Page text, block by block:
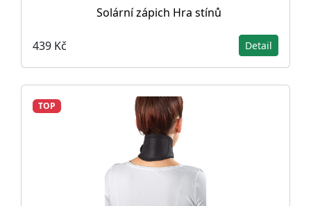
Solární zápich Hra stínů
439 Kč Detail
TOP